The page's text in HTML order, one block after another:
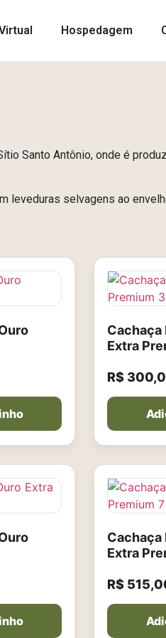
Hospedagem
Santo Antônio, onde é
leveduras selvagens ao
Cachaça
Extra
R$
Cachaça
Extra
R$